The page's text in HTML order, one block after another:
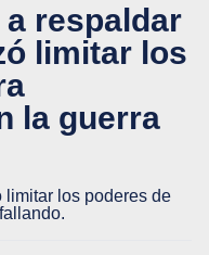
respaldar
limitar los
la guerra
limitar los poderes de